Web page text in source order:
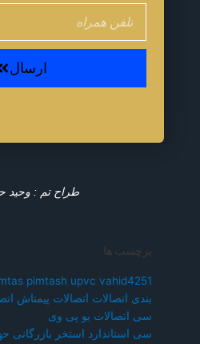
ارسال
طراح تم : وحید
برچسب ها
pimtash upvc vahid4251
بندی
اتصالات اتصالات پیمتاش
سی
اتصالات یو پی وی
سی
استاندارد استخر بازرگانی